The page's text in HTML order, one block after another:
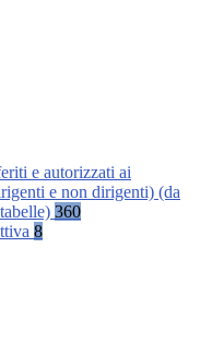
e autorizzati ai
e non dirigenti) (da
360
8